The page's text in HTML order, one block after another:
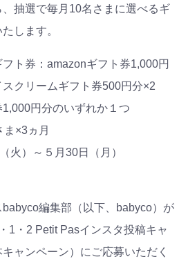
抽選で毎月10名さまに選べるギ
します。
フト券：amazonギフト券1,000円
クリームギフト券500円分×2
円分のいずれか１つ
ま×3ヵ月
火）～５月30日（月）
編集部（以下、babyco）が
1・2 Petit Pasインスタ投稿キャ
ャンペーン）にご応募いただく